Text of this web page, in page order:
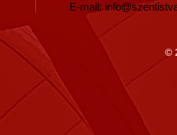
E-mail:
©